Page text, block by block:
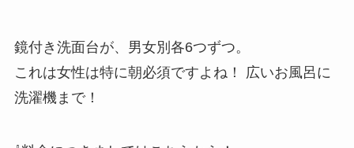
鏡付き洗面台が、男女別各6つずつ。
これは女性は特に朝必須ですよね！ 広いお風呂に
洗濯機まで！